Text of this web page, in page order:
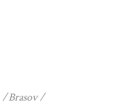
Brasov